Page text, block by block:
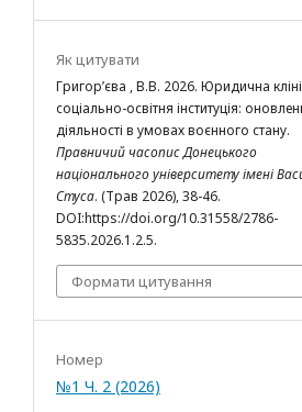
Як цитувати
Григор’єва , В.В. 2026. Юридична
соціально-освітня інституція:
діяльності в умовах воєнного стану.
Правничий часопис Донецького
національного університету імені
Стуса. (Трав 2026), 38-46.
DOI:https://doi.org/10.31558/2786-
5835.2026.1.2.5.
Формати цитування
Номер
№1 Ч. 2 (2026)